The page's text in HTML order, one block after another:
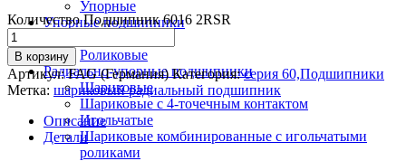
Упорные
Упорные подшипники
Роликовые
Радиально-упорные подшипники
Шариковые
Шариковые с 4-точечным контактом
Игольчатые
Шариковые комбинированные с игольчатыми
роликами
Количество Подшипник 6016 2RSR
В корзину
Артикул:FAG (Германия) Категория:серия 60,Подшипники
Метка: шариковый радиальный подшипник
Описание
Детали